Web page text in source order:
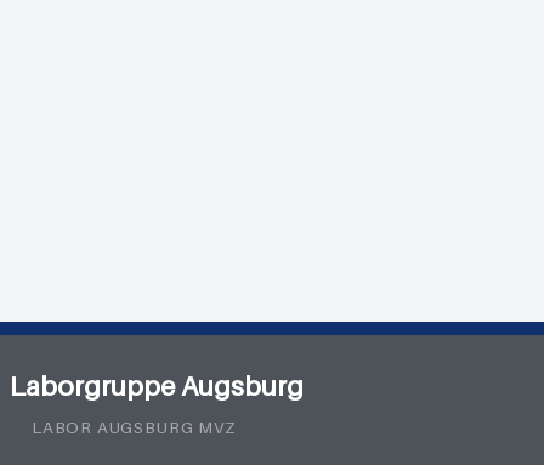
Laborgruppe Augsburg
LABOR AUGSBURG MVZ